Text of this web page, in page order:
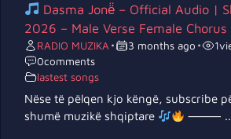
Dasma Jonë̈ – Official Audio |
2026 – Male Verse Female Chorus
RADIO MUZIKA • 3 months ago • 1
0comments
lastest songs
Nëse të pëlqen kjo këngë, subscribe
shumë muzikë shqiptare
⸻